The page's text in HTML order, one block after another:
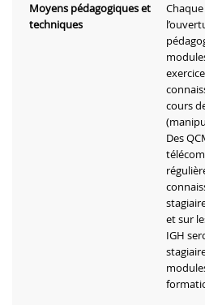
Moyens pédagogiques et
techniques
cours
Des
et sur
IGH